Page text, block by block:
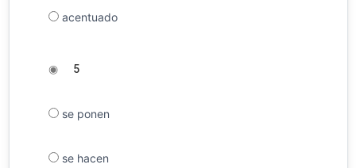
acentuado
◉ 5
se ponen
se hacen